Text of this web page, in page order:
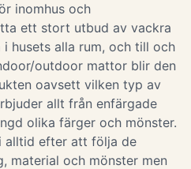
inomhus och
ett stort utbud av vackra
husets alla rum, och till och
outdoor mattor blir den
oavsett vilken typ av
allt från enfärgade
olika färger och mönster.
alltid efter att följa de
material och mönster men